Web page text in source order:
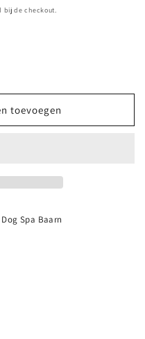
bij de checkout.
toevoegen
Spa Baarn